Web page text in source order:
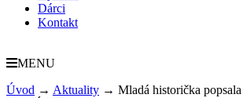
Dárci
Kontakt
MENU
Úvod → Aktuality → Mladá historička